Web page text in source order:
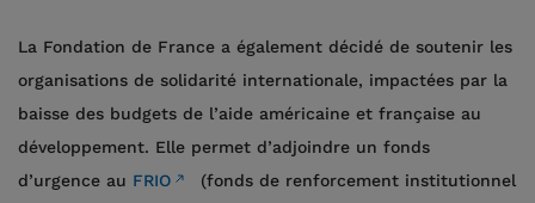
La Fondation de France a également décidé de soutenir les
organisations de solidarité internationale, impactées par la
baisse des budgets de l’aide américaine et française au
développement. Elle permet d’adjoindre un fonds
d’urgence au FRIO
(fonds de renforcement institutionnel